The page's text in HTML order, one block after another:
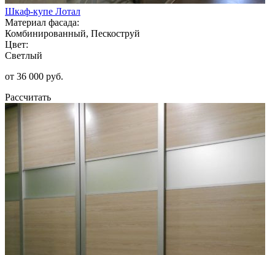
Шкаф-купе Лотал
Материал фасада:
Комбинированный, Пескоструй
Цвет:
Светлый
от 36 000 руб.
Рассчитать